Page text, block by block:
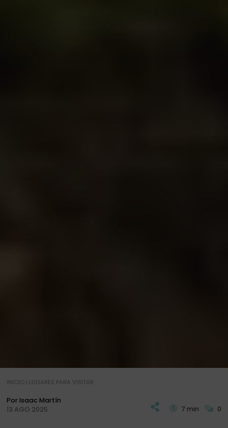
INICIO| LUGARES PARA VISITAR
Por Isaac Martín
13 AGO 2025
7 min 0